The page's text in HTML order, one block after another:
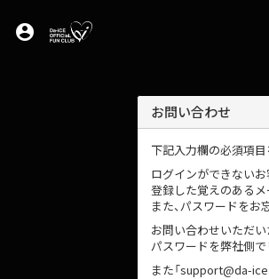
account_circle
お問い合わせ
下記入力欄の必須項目
ログインができない
登録した覚えのあるメ
また、パスワードをお
お問い合わせいただ
パスワードを弊社側で
また「support@da-